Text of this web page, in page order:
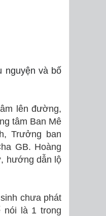
nguyện và bố
lên đường,
tâm Ban Mê
Trưởng ban
GB. Hoàng
hướng dẫn lộ
chưa phát
nói là 1 trong